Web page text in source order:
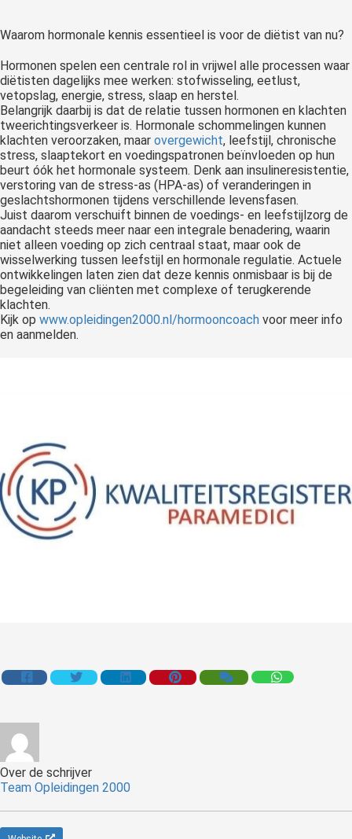
Waarom hormonale kennis essentieel is voor de diëtist van nu?
Hormonen spelen een centrale rol in vrijwel alle processen waar
diëtisten dagelijks mee werken: stofwisseling, eetlust,
vetopslag, energie, stress, slaap en herstel.
Belangrijk daarbij is dat de relatie tussen hormonen en klachten
tweerichtingsverkeer is. Hormonale schommelingen kunnen
klachten veroorzaken, maar overgewicht, leefstijl, chronische
stress, slaaptekort en voedingspatronen beïnvloeden op hun
beurt óók het hormonale systeem. Denk aan insulineresistentie,
verstoring van de stress-as (HPA-as) of veranderingen in
geslachtshormonen tijdens verschillende levensfasen.
Juist daarom verschuift binnen de voedings- en leefstijlzorg de
aandacht steeds meer naar een integrale benadering, waarin
niet alleen voeding op zich centraal staat, maar ook de
wisselwerking tussen leefstijl en hormonale regulatie. Actuele
ontwikkelingen laten zien dat deze kennis onmisbaar is bij de
begeleiding van cliënten met complexe of terugkerende
klachten.
Kijk op www.opleidingen2000.nl/hormooncoach voor meer info
en aanmelden.
Over de schrijver
Team Opleidingen 2000